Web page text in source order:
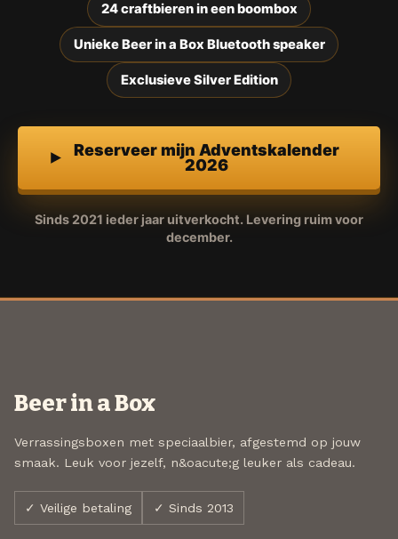
24 craftbieren in een boombox
Unieke Beer in a Box Bluetooth speaker
Exclusieve Silver Edition
Reserveer mijn Adventskalender
2026
Sinds 2021 ieder jaar uitverkocht. Levering ruim voor
december.
Beer in a Box
Verrassingsboxen met speciaalbier, afgestemd op jouw
smaak. Leuk voor jezelf, n&oacute;g leuker als cadeau.
✓ Veilige betaling ✓ Sinds 2013